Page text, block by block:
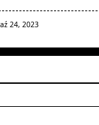
24, 2023